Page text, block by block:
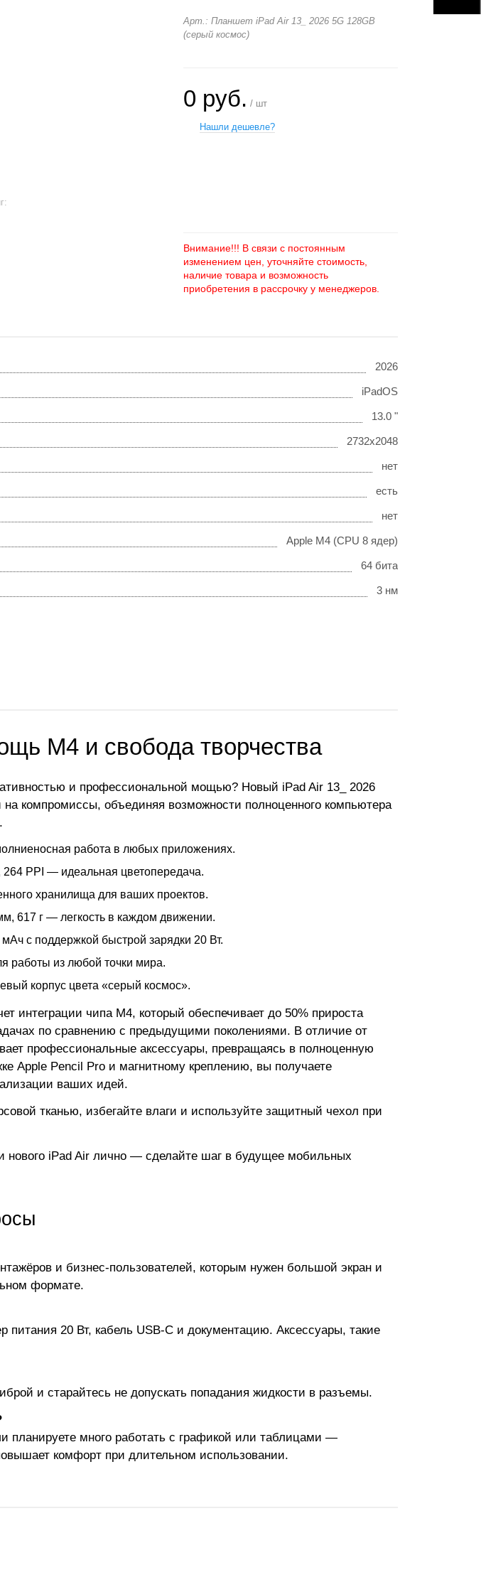
Арт.: Планшет iPad Air 13_ 2026 5G 128GB
(серый космос)
0 руб. / шт
Нашли дешевле?
Внимание!!! В связи с постоянным
изменением цен, уточняйте стоимость,
наличие товара и возможность
приобретения в рассрочку у менеджеров.
2026
iPadOS
13.0 "
2732x2048
нет
есть
нет
Apple M4 (CPU 8 ядер)
64 бита
3 нм
M4 и свобода творчества
и профессиональной мощью? Новый iPad Air 13_ 2026
на компромиссы, объединяя возможности полноценного компьютера
работа в любых приложениях.
PPI — идеальная цветопередача.
хранилища для ваших проектов.
617 г — легкость в каждом движении.
с поддержкой быстрой зарядки 20 Вт.
работы из любой точки мира.
корпус цвета «серый космос».
интеграции чипа M4, который обеспечивает до 50% прироста
по сравнению с предыдущими поколениями. В отличие от
профессиональные аксессуары, превращаясь в полноценную
Apple Pencil Pro и магнитному креплению, вы получаете
ваших идей.
тканью, избегайте влаги и используйте защитный чехол при
нового iPad Air лично — сделайте шаг в будущее мобильных
и бизнес-пользователей, которым нужен большой экран и
формате.
питания 20 Вт, кабель USB-C и документацию. Аксессуары, такие
и старайтесь не допускать попадания жидкости в разъемы.
много работать с графикой или таблицами —
комфорт при длительном использовании.